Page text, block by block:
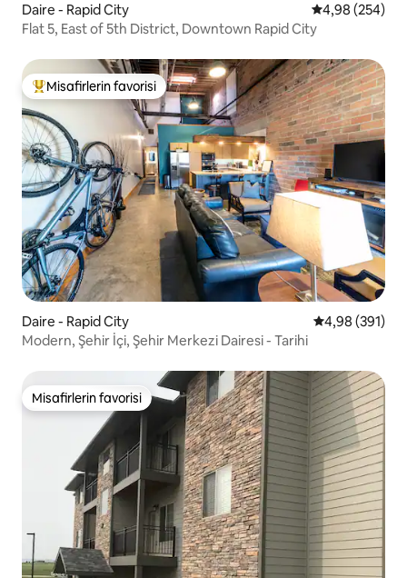
Daire - Rapid City 5 üzerinden
4,98 (254)
Flat 5, East of 5th District, Downtown Rapid City
Misafirlerin favorilerinden en beğenilenler arasında
Misafirlerin favorisi
Daire - Rapid City 5 üzerinden
4,98 (391)
Modern, Şehir İçi, Şehir Merkezi Dairesi - Tarihi
Misafirlerin favorisi
Misafirlerin favorisi